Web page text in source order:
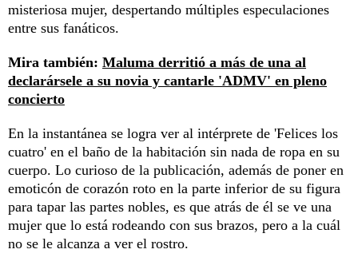
misteriosa mujer, despertando múltiples especulaciones
entre sus fanáticos.
Mira también: Maluma derritió a más de una al
declarársele a su novia y cantarle 'ADMV' en pleno
concierto
En la instantánea se logra ver al intérprete de 'Felices los
cuatro' en el baño de la habitación sin nada de ropa en su
cuerpo. Lo curioso de la publicación, además de poner en
emoticón de corazón roto en la parte inferior de su figura
para tapar las partes nobles, es que atrás de él se ve una
mujer que lo está rodeando con sus brazos, pero a la cuál
no se le alcanza a ver el rostro.